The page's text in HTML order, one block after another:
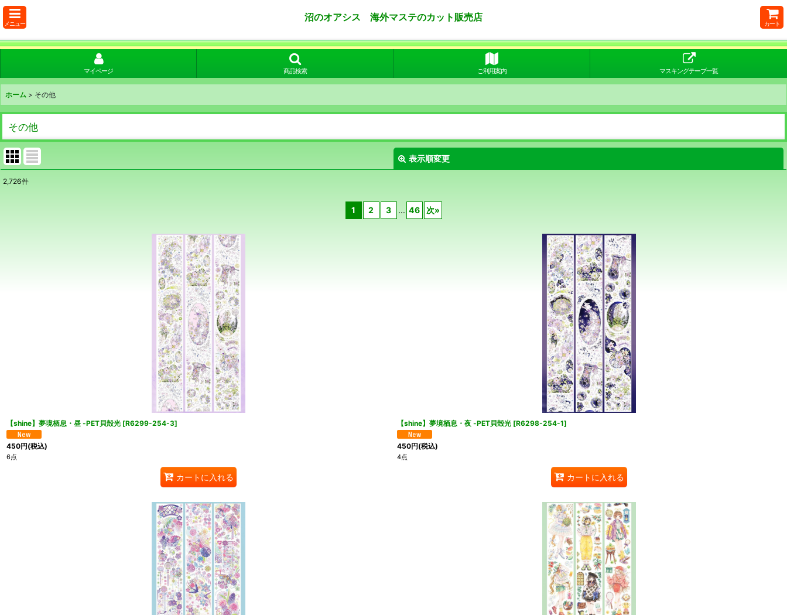
メニュー
沼のオアシス 海外マステのカット販売店
カート
マイページ 商品検索 ご利用案内 マスキングテープ一覧
ホーム > その他
その他
表示順変更
2,726件
1 2 3 ... 46 次»
【shine】夢境栖息・昼 -PET貝殻光 [R6299-254-3]
450円(税込)
6点
カートに入れる
【shine】夢境栖息・夜 -PET貝殻光 [R6298-254-1]
450円(税込)
4点
カートに入れる